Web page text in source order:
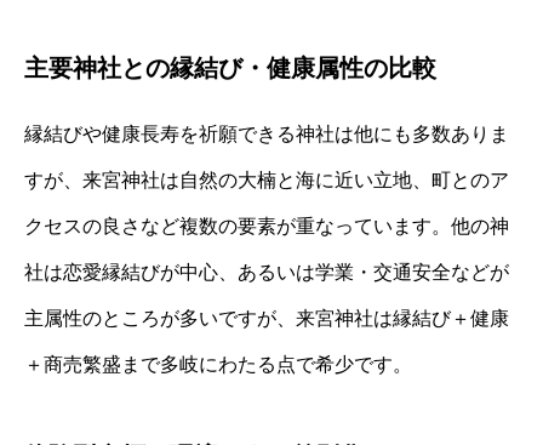
主要神社との縁結び・健康属性の比較
縁結びや健康長寿を祈願できる神社は他にも多数ありま
すが、来宮神社は自然の大楠と海に近い立地、町とのア
クセスの良さなど複数の要素が重なっています。他の神
社は恋愛縁結びが中心、あるいは学業・交通安全などが
主属性のところが多いですが、来宮神社は縁結び＋健康
＋商売繁盛まで多岐にわたる点で希少です。